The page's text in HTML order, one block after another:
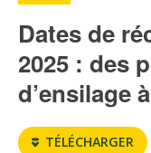
Dates de
2025 : des
d’ensilage
TÉLÉCHARGER